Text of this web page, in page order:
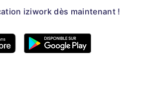
iziwork dès maintenant !